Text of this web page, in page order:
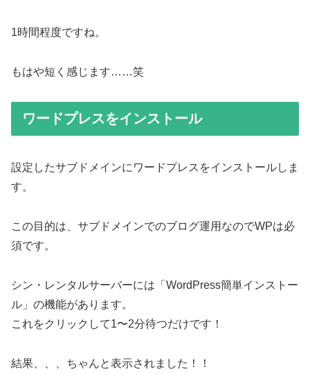
1時間程度ですね。
もはや短く感じます……笑
ワードプレスをインストール
設定したサブドメインにワードプレスをインストールしま
す。
この目的は、サブドメインでのブログ運用なのでWPは必
須です。
シン・レンタルサーバーには「WordPress簡単インストー
ル」の機能があります。
これをクリックして1〜2分待つだけです！
結果、、、ちゃんと表示されました！！